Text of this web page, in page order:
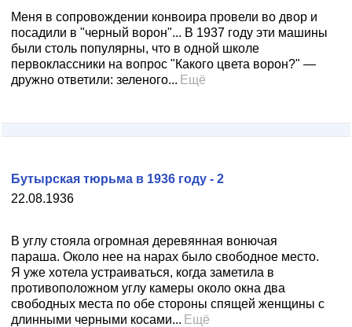
Меня в сопровождении конвоира провели во двор и
посадили в "черный ворон"... В 1937 году эти машины
были столь популярны, что в одной школе
первоклассники на вопрос "Какого цвета ворон?" —
дружно ответили: зеленого... Ещё
22.08.1936
Бутырская тюрьма в 1936 году - 2
В углу стояла огромная деревянная вонючая
параша. Около нее на нарах было свободное место.
Я уже хотела устраиваться, когда заметила в
противоположном углу камеры около окна два
свободных места по обе стороны спящей женщины с
длинными черными косами... Ещё